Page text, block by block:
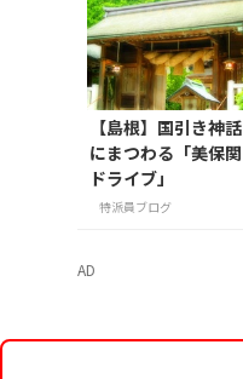
【島根】国引き神話
にまつわる「美保関
ドライブ」
特派員ブログ
AD